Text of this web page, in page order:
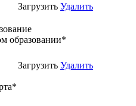
Загрузить Удалить
образовании*
Загрузить Удалить
*